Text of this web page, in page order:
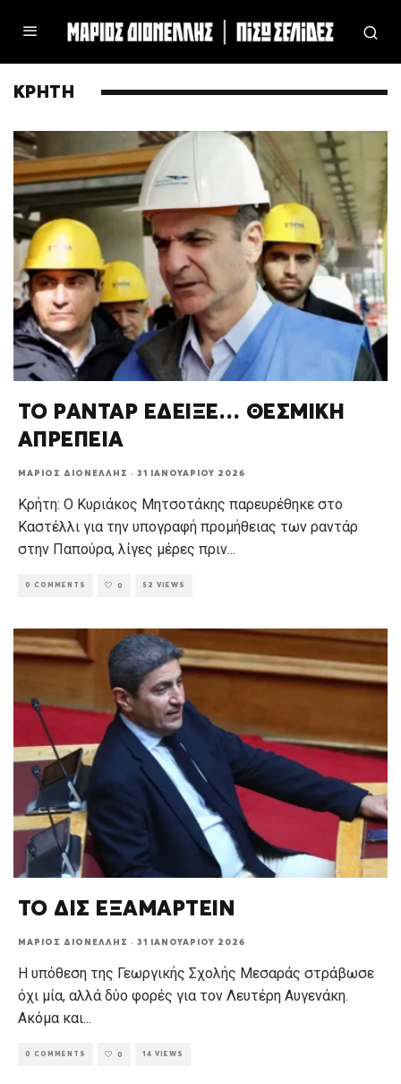
ΚΡΗΤΗ
ΤΟ ΡΑΝΤΑΡ ΕΔΕΙΞΕ… ΘΕΣΜΙΚΗ
ΑΠΡΕΠΕΙΑ
ΜΆΡΙΟΣ ΔΙΟΝΈΛΛΗΣ · 31 ΙΑΝΟΥΑΡΊΟΥ 2026
Κρήτη: O Κυριάκος Μητσοτάκης παρευρέθηκε στο
Καστέλλι για την υπογραφή προμήθειας των ραντάρ
στην Παπούρα, λίγες μέρες πριν...
0 COMMENTS 0 52 VIEWS
ΤΟ ΔΙΣ ΕΞΑΜΑΡΤΕΙΝ
ΜΆΡΙΟΣ ΔΙΟΝΈΛΛΗΣ · 31 ΙΑΝΟΥΑΡΊΟΥ 2026
Η υπόθεση της Γεωργικής Σχολής Μεσαράς στράβωσε
όχι μία, αλλά δύο φορές για τον Λευτέρη Αυγενάκη.
Ακόμα και...
0 COMMENTS 0 14 VIEWS